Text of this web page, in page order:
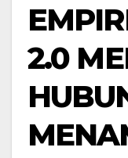
2.0